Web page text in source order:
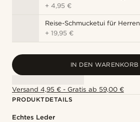
+4,95 €
Reise-Schmucketui für Herren
+19,95 €
IN DEN WARENKORB
Versand 4,95 € - Gratis ab 59,00 €
PRODUKTDETAILS
Echtes Leder